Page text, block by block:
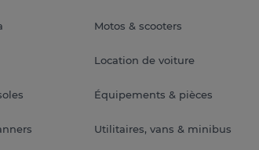
Motos & scooters
Location de voiture
Équipements & pièces
Utilitaires, vans & minibus